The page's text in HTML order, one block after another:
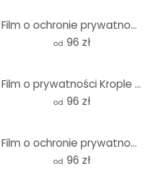
Film o ochronie prywatności Whitehaven Beach - Panorama
od 96 zł
Film o prywatności Krople wody - Panorama
od 96 zł
Film o ochronie prywatności Olio e Aceto - Panorama
od 96 zł